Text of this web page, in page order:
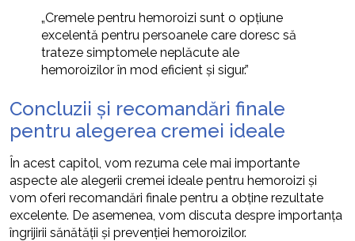
„Cremele pentru hemoroizi sunt o opțiune
excelentă pentru persoanele care doresc să
trateze simptomele neplăcute ale
hemoroizilor în mod eficient și sigur.”
Concluzii și recomandări finale
pentru alegerea cremei ideale
În acest capitol, vom rezuma cele mai importante
aspecte ale alegerii cremei ideale pentru hemoroizi și
vom oferi recomandări finale pentru a obține rezultate
excelente. De asemenea, vom discuta despre importanța
îngrijirii sănătății și prevenției hemoroizilor.